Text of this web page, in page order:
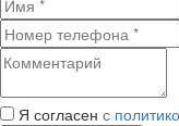
Я согласен с